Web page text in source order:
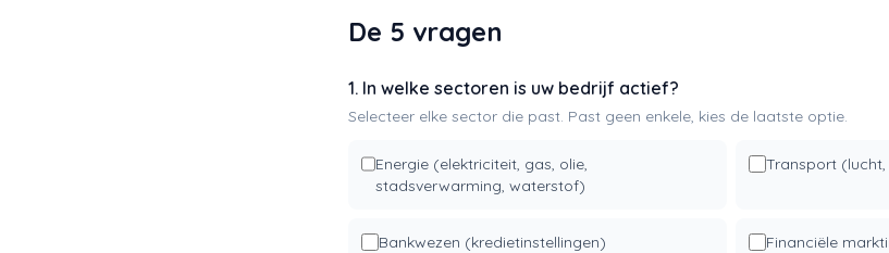
De 5 vragen
1. In welke sectoren is uw bedrijf actief?
Selecteer elke sector die past. Past geen enkele, kies de laatste optie.
Energie (elektriciteit, gas, olie,
stadsverwarming, waterstof)
Transport
Bankwezen (kredietinstellingen) Financiële